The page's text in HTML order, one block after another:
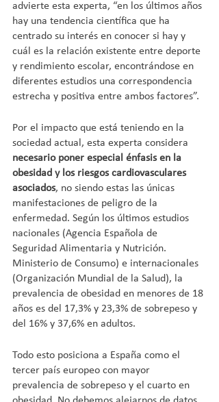
advierte esta experta, “en los últimos años
hay una tendencia científica que ha
centrado su interés en conocer si hay y
cuál es la relación existente entre deporte
y rendimiento escolar, encontrándose en
diferentes estudios una correspondencia
estrecha y positiva entre ambos factores”.
Por el impacto que está teniendo en la
sociedad actual, esta experta considera
necesario poner especial énfasis en la
obesidad y los riesgos cardiovasculares
asociados, no siendo estas las únicas
manifestaciones de peligro de la
enfermedad. Según los últimos estudios
nacionales (Agencia Española de
Seguridad Alimentaria y Nutrición.
Ministerio de Consumo) e internacionales
(Organización Mundial de la Salud), la
prevalencia de obesidad en menores de 18
años es del 17,3% y 23,3% de sobrepeso y
del 16% y 37,6% en adultos.
Todo esto posiciona a España como el
tercer país europeo con mayor
prevalencia de sobrepeso y el cuarto en